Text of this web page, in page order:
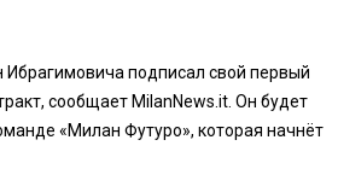
подписал свой первый
сообщает MilanNews.it. Он будет
«Милан Футуро», которая начнёт